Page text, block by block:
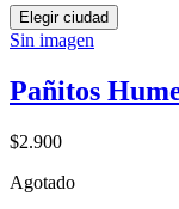
Elegir ciudad
Sin imagen
Pañitos
$2.900
Agotado